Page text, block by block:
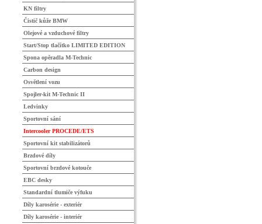
KN filtry
Čistič kůže BMW
Olejové a vzduchové filtry
Start/Stop tlačítko LIMITED EDITION
Spona opěradla M-Technic
Carbon design
Osvětlení vozu
Spojler-kit M-Technic II
Ledvinky
Sportovní sání
Intercooler PROCEDE/ETS
Sportovní kit stabilizátorů
Brzdové díly
Sportovní brzdové kotouče
EBC desky
Standardní tlumiče výfuku
Díly karosérie - exteriér
Díly karosérie - interiér